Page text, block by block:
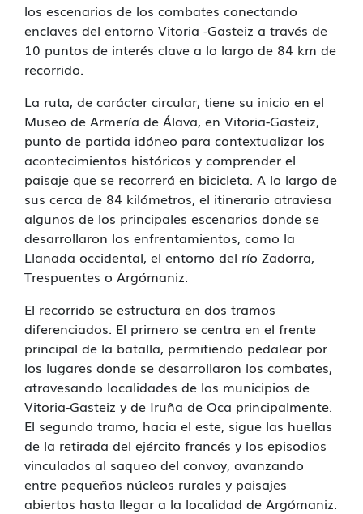
los escenarios de los combates conectando
enclaves del entorno Vitoria -Gasteiz a través de
10 puntos de interés clave a lo largo de 84 km de
recorrido.
La ruta, de carácter circular, tiene su inicio en el
Museo de Armería de Álava, en Vitoria-Gasteiz,
punto de partida idóneo para contextualizar los
acontecimientos históricos y comprender el
paisaje que se recorrerá en bicicleta. A lo largo de
sus cerca de 84 kilómetros, el itinerario atraviesa
algunos de los principales escenarios donde se
desarrollaron los enfrentamientos, como la
Llanada occidental, el entorno del río Zadorra,
Trespuentes o Argómaniz.
El recorrido se estructura en dos tramos
diferenciados. El primero se centra en el frente
principal de la batalla, permitiendo pedalear por
los lugares donde se desarrollaron los combates,
atravesando localidades de los municipios de
Vitoria-Gasteiz y de Iruña de Oca principalmente.
El segundo tramo, hacia el este, sigue las huellas
de la retirada del ejército francés y los episodios
vinculados al saqueo del convoy, avanzando
entre pequeños núcleos rurales y paisajes
abiertos hasta llegar a la localidad de Argómaniz.